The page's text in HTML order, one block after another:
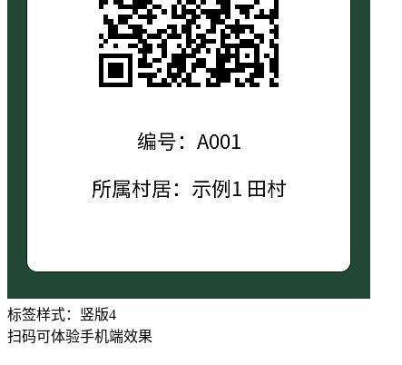
标签样式： 竖版4
扫码可体验手机端效果